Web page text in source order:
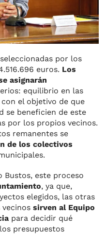
por los
euros. Los
asignarán
equilibrio en las
el objetivo de que
se beneficien de este
por los propios vecinos.
remanentes se
de los colectivos
Bustos, este proceso
, ya que,
elegidos, las otras
sirven al Equipo
para decidir qué
presupuestos